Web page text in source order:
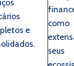
e
como
seus